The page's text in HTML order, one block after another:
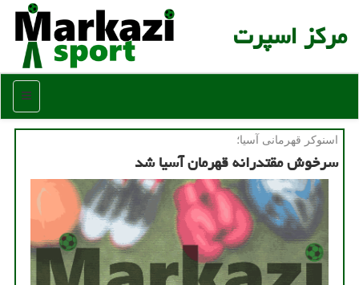
مركز اسپرت
منو
اسنوكر قهرمانی آسیا؛
سرخوش مقتدرانه قهرمان آسیا شد